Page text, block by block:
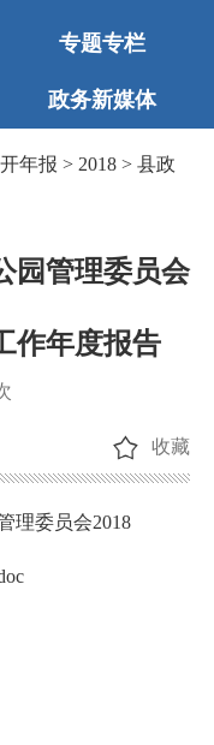
专题专栏
政务新媒体
年报 > 2018 > 县政
园管理委员会
作年度报告
收藏
理委员会2018